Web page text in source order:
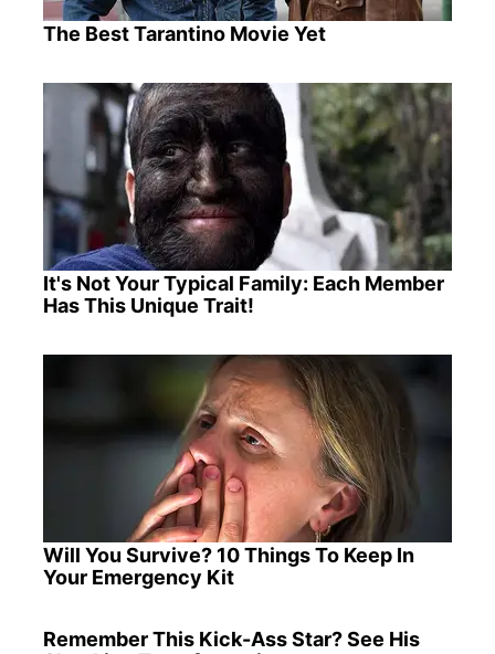
The Best Tarantino Movie Yet
It's Not Your Typical Family: Each Member
Has This Unique Trait!
Will You Survive? 10 Things To Keep In
Your Emergency Kit
Remember This Kick-Ass Star? See His